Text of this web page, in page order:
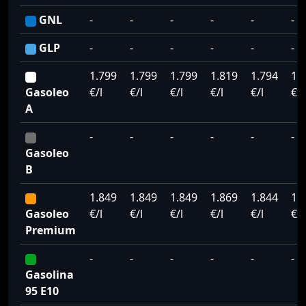
GNL
- - - - -
-
GLP
- - - - - -
Gasoleo
A
1.799
€/l
1.799
€/l
1.799
€/l
1.819
€/l
1.794
€/l
€/l
Gasoleo
B
- - - - - -
Gasoleo
Premium
1.849
€/l
1.849
€/l
1.849
€/l
1.869
€/l
1.844
€/l
€/l
Gasolina
95 E10
- - - - - -